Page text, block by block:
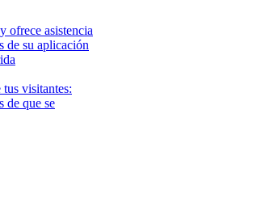
ofrece asistencia
de su aplicación
visitantes:
de que se